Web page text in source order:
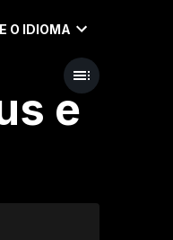
O IDIOMA
e